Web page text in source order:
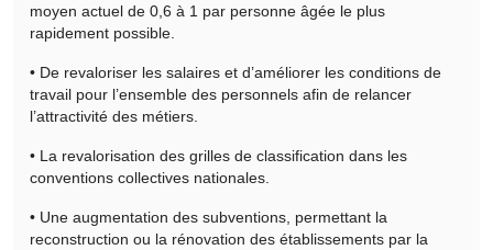
moyen actuel de 0,6 à 1 par personne âgée le plus
rapidement possible.
• De revaloriser les salaires et d’améliorer les conditions de
travail pour l’ensemble des personnels afin de relancer
l’attractivité des métiers.
• La revalorisation des grilles de classification dans les
conventions collectives nationales.
• Une augmentation des subventions, permettant la
reconstruction ou la rénovation des établissements par la